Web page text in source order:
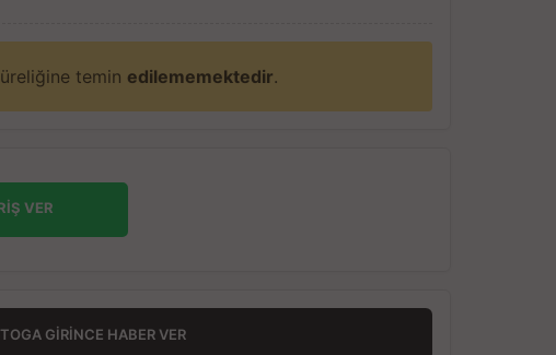
temin edilememektedir.
VER
GIRINCE HABER VER